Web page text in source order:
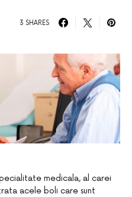
3 SHARES
medicala, al carei
acele boli care sunt